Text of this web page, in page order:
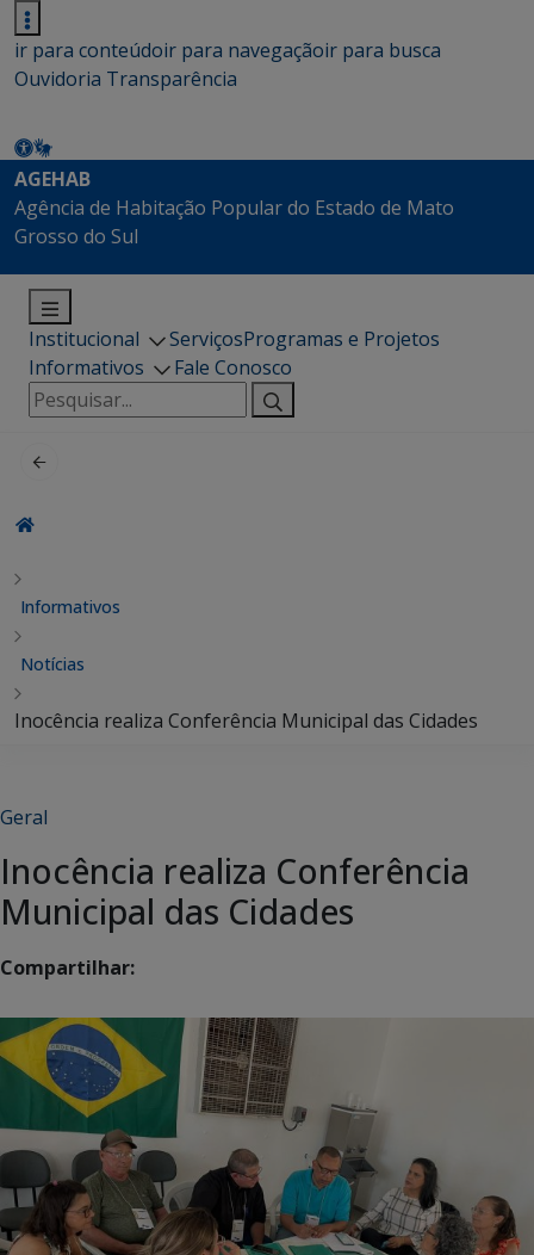
ir para conteúdoir para navegaçãoir para busca
Ouvidoria Transparência
AGEHAB
Agência de Habitação Popular do Estado de Mato
Grosso do Sul
Institucional ServiçosProgramas e Projetos
Informativos
Fale Conosco
Pesquisar
por:
Informativos
Notícias
Inocência realiza Conferência Municipal das Cidades
Geral
Inocência realiza Conferência
Municipal das Cidades
Compartilhar: